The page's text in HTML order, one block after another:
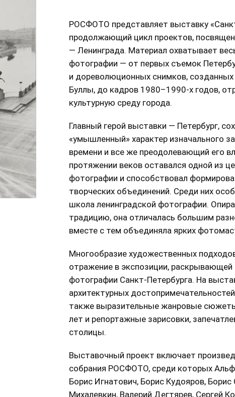
РОСФОТО представляет выставку
продолжающий цикл проектов,
— Ленинграда. Материал охватывает
фотографии — от первых съемок
и дореволюционных снимков,
Буллы, до кадров 1980–1990-х годов,
культурную среду города.
Главный герой выставки — Петербург,
«умышленный» характер изначального
времени и все же преодолевающий его
протяжении веков оставался одной из
фотографии и способствовал
творческих объединений. Среди них
школа ленинградской фотографии.
традицию, она отличалась большим
вместе с тем объединяла ярких
Многообразие художественных
отражение в экспозиции,
фотографии Санкт-Петербурга. На
архитектурных
также выразительные жанровые
лет и репортажные зарисовки,
столицы.
Выставочный проект включает
собрания РОСФОТО, среди которых
Борис Игнатович, Борис Кудояров,
Михалевкин, Валерий Дегтярев, Сергей